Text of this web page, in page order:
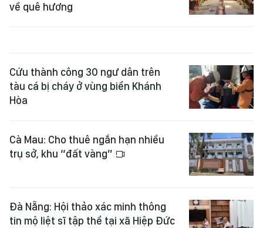
về quê hương
Cứu thành công 30 ngư dân trên
tàu cá bị cháy ở vùng biển Khánh
Hòa
Cà Mau: Cho thuê ngắn hạn nhiều
trụ sở, khu “đất vàng”
Đà Nẵng: Hội thảo xác minh thông
tin mộ liệt sĩ tập thể tại xã Hiệp Đức